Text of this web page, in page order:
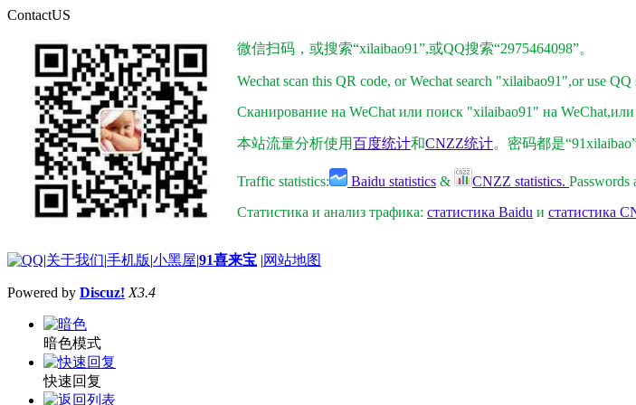
ContactUS
微信扫码，或搜索“xilaibao91”,或QQ搜索“2975464098”。
Wechat scan this QR code, or Wechat search "xilaibao91",or use
Сканирование на WeChat или поиск "xilaibao91" на WeChat,или
本站流量分析使用百度统计和CNZZ统计。密码都是
Traffic statistics: Baidu statistics & CNZZ statistics.
Статистика и анализ трафика: статистика Baidu и статистика
|关于我们|手机版|小黑屋|91喜来宝 |网站地图
Powered by Discuz! X3.4
暗色模式
快速回复